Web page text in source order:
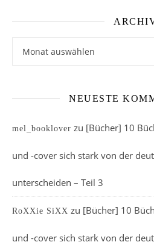
NEUESTE
mel_booklover zu [Bücher] 10
und -cover sich stark von der
unterscheiden – Teil 3
RoXXie SiXX zu [Bücher] 10
und -cover sich stark von der